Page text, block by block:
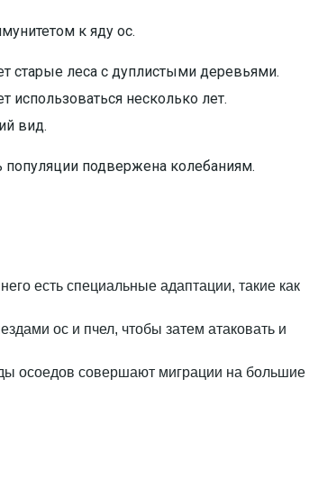
к яду ос.
старые леса с дуплистыми деревьями.
использоваться несколько лет.
вид.
популяции подвержена колебаниям.
есть специальные адаптации, такие как
ос и пчел, чтобы затем атаковать и
осоедов совершают миграции на большие